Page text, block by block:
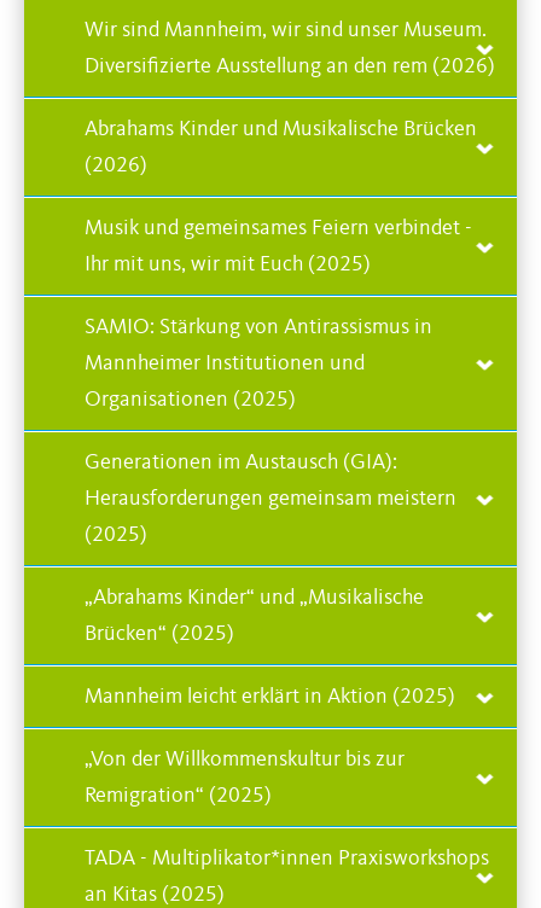
Wir sind Mannheim, wir sind unser Museum.
Diversifizierte Ausstellung an den rem (2026)
Abrahams Kinder und Musikalische Brücken
(2026)
Musik und gemeinsames Feiern verbindet -
Ihr mit uns, wir mit Euch (2025)
SAMIO: Stärkung von Antirassismus in
Mannheimer Institutionen und
Organisationen (2025)
Generationen im Austausch (GIA):
Herausforderungen gemeinsam meistern
(2025)
„Abrahams Kinder“ und „Musikalische
Brücken“ (2025)
Mannheim leicht erklärt in Aktion (2025)
„Von der Willkommenskultur bis zur
Remigration“ (2025)
TADA - Multiplikator*innen Praxisworkshops
an Kitas (2025)